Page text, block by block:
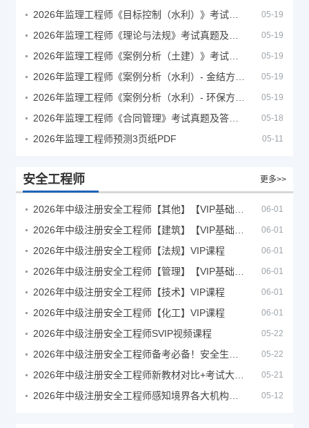
05-19
05-19
05-19
05-19
05-19
05-18
2026年监理工程师预测3页纸PDF 05-11
安全工程师 更多>>
06-01
06-01
2026年中级注册安全工程师【法规】VIP课程 06-01
06-01
2026年中级注册安全工程师【技术】VIP课程 06-01
2026年中级注册安全工程师【化工】VIP课程 06-01
2026年中级注册安全工程师SVIP视频课程 05-22
05-22
05-21
05-12